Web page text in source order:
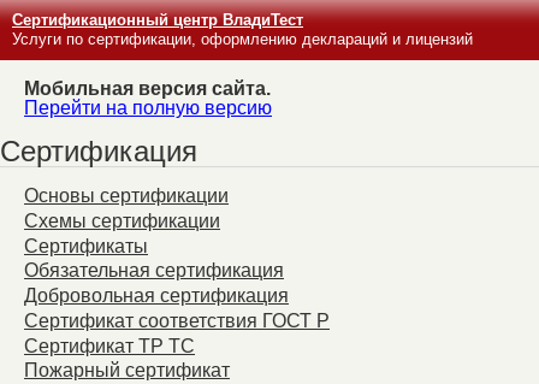
Сертификационный центр ВладиТест
Услуги по сертификации, оформлению деклараций и лицензий
Мобильная версия сайта.
Перейти на полную версию
Сертификация
Основы сертификации
Схемы сертификации
Сертификаты
Обязательная сертификация
Добровольная сертификация
Сертификат соответствия ГОСТ Р
Сертификат ТР ТС
Пожарный сертификат